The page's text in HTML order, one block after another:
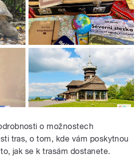
o možnostech
tras, o tom, kde vám poskytnou
jak se k trasám dostanete.